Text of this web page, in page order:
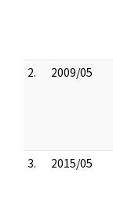
2. 2009/05
3. 2015/05